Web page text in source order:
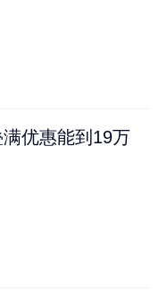
优惠能到19万